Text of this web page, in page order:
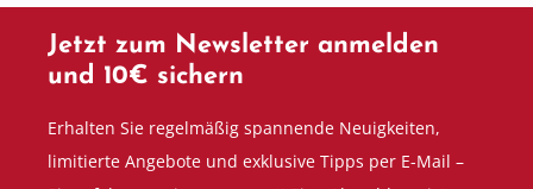
Jetzt zum Newsletter anmelden
und 10€ sichern
Erhalten Sie regelmäßig spannende Neuigkeiten,
limitierte Angebote und exklusive Tipps per E-Mail –